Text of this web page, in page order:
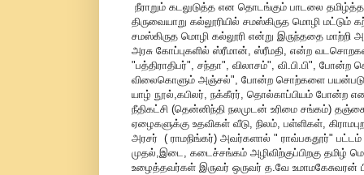
நீராறும் கடலுடுத்த என தொடங்கும் பாடலை
திருவையாறு கல்லூரியில் சமஸ்கிருத மொழி மட்டும்
சமஸ்கிருத மொழி கல்லூரி என்று இருந்ததை மாற்றி
அரசு கோப்புகளில் ஸ்ரீமான், ஸ்ரீமதி, என்ற
"பத்திராதிபர்", சந்தா", விலாசம்", வி.பி.பி",
விலைகொளும் அஞ்சல்", போன்ற சொற்களை
யாழ் நூல்,கபிலர், நக்கீரர், தொல்காப்பியம் போன்ற
நீதிகட்சி (தென்னிந்தி நலமுடன் உரிமை சங்கம்)
ஏழைகளுக்கு உதவிகள் வீடு, நிலம், பள்ளிகள்,
அரசர் ( ராமநிங்கர்) அவர்களால் " ராவ்பகதூர்" பட்டம்
முதல்,இடை, கடைச்சங்கம் அழிவிற்குப்பிறகு
உழைத்தவர்கள் இருவர் ஒருவர் த.வே